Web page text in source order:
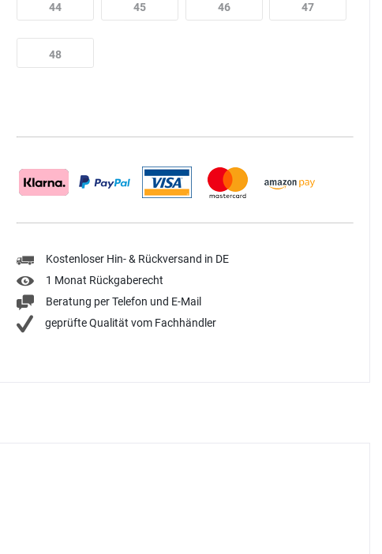
44 45 46 47
48
Kostenloser Hin- & Rückversand in DE
1 Monat Rückgaberecht
Beratung per Telefon und E-Mail
geprüfte Qualität vom Fachhändler